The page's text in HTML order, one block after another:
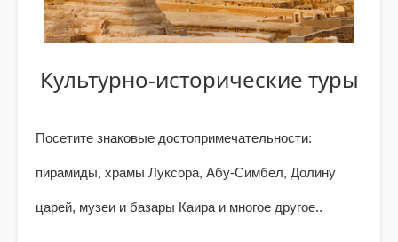
Культурно-исторические туры
Посетите знаковые достопримечательности:
пирамиды, храмы Луксора, Абу-Симбел, Долину
царей, музеи и базары Каира и многое другое..